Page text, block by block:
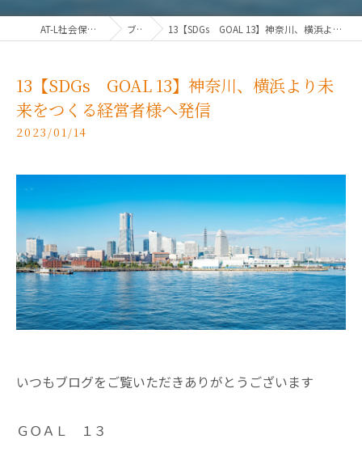
AT-L社会保険労務士法人 ブログ 13【SDGs GOAL 13】神奈川、横浜より未来をつくる経営者様へ発信
13【SDGs GOAL 13】神奈川、横浜より未
来をつくる経営者様へ発信
2023/01/14
いつもブログをご覧いただきありがとうございます
ＧＯＡＬ １３